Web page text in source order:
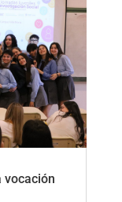
vocación